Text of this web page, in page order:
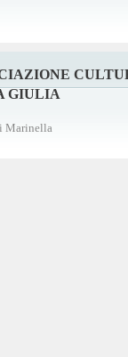
GIULIA
Marinella